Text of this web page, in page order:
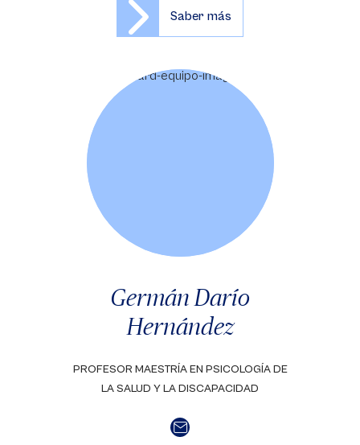
Saber más
Germán Darío
Hernández
PROFESOR MAESTRÍA EN PSICOLOGÍA DE
LA SALUD Y LA DISCAPACIDAD